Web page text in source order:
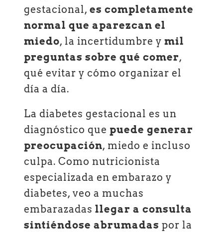
gestacional,es completamente
normal que aparezcan el
miedo, la incertidumbre ymil
preguntas sobre qué comer,
qué evitar y cómo organizar el
día a día.
La diabetes gestacional es un
diagnóstico que puede generar
preocupación, miedo e incluso
culpa. Como nutricionista
especializada en embarazo y
diabetes, veo a muchas
embarazadasllegar a consulta
sintiéndose abrumadas por la